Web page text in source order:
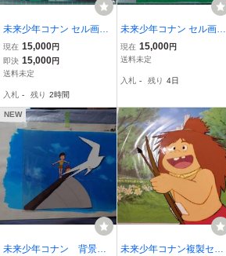
未来少年コナン セル画そ
の5 モンスリー 手描き 原
画 背景カラーコピー 未開
封 棚Bh-1ai
現在 15,000円
即決 15,000円
送料未定
入札 - 残り 2時間
未来少年コナン セル画そ
の6 モンスリー 手描き 原
画 背景カラーコピー 棚B
現在 15,000円
送料未定
入札 - 残り 4日
NEW
未来少年コナン 背景付
未来少年コナン複製セル